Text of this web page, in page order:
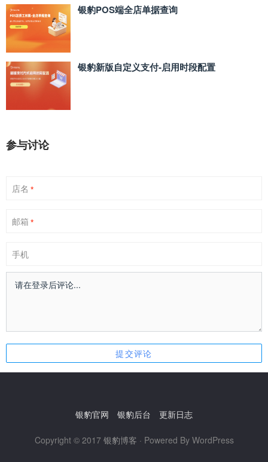
银豹POS端全店单据查询
银豹新版自定义支付‑启用时段配置
参与讨论
店名 *
邮箱 *
手机
银豹官网 银豹后台 更新日志
Copyright © 2017 银豹博客 · Powered By WordPress